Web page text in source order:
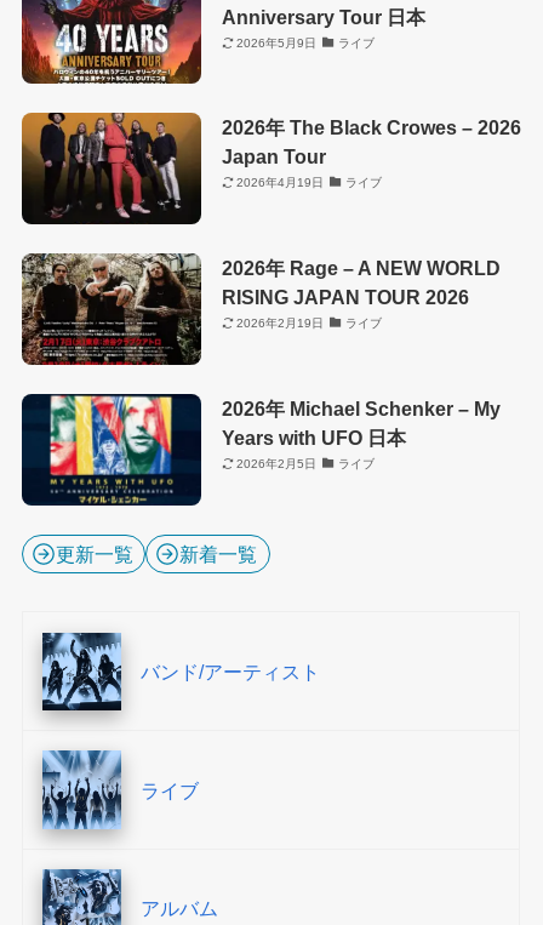
Anniversary Tour 日本
2026年5月9日 ライブ
2026年 The Black Crowes – 2026
Japan Tour
2026年4月19日 ライブ
2026年 Rage – A NEW WORLD
RISING JAPAN TOUR 2026
2026年2月19日 ライブ
2026年 Michael Schenker – My
Years with UFO 日本
2026年2月5日 ライブ
更新一覧 新着一覧
バンド/アーティスト
ライブ
アルバム